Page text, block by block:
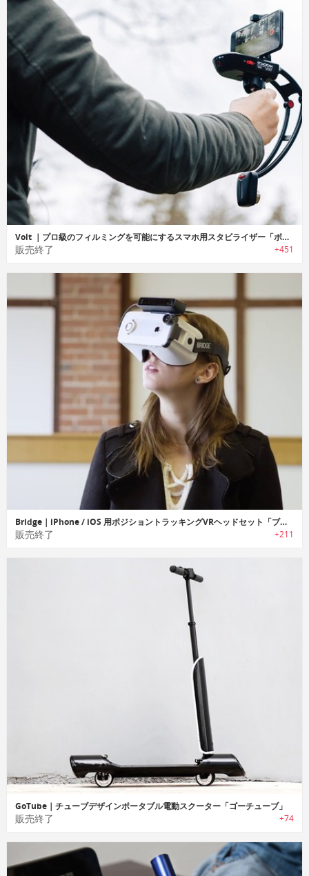
Volt ｜プロ級のフィルミングを可能にするスマホ用スタビライザー「ボルト」
販売終了 +451
Bridge｜iPhone / iOS 用ポジショントラッキングVRヘッドセット「ブリッジ」
販売終了 +211
GoTube｜チューブデザインポータブル電動スクーター「ゴーチューブ」
販売終了 +74